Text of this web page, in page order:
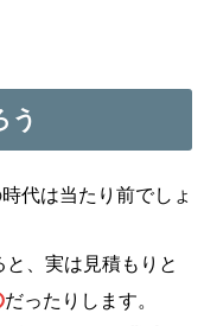
う
代は当たり前でしょ
、実は見積もりと
だったりします。